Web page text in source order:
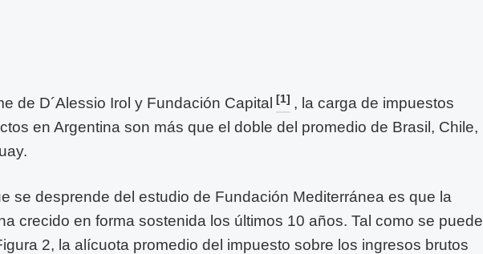
de D´Alessio Irol y Fundación Capital [1] , la carga de impuestos
en Argentina son más que el doble del promedio de Brasil, Chile,
se desprende del estudio de Fundación Mediterránea es que la
crecido en forma sostenida los últimos 10 años. Tal como se puede
2, la alícuota promedio del impuesto sobre los ingresos brutos